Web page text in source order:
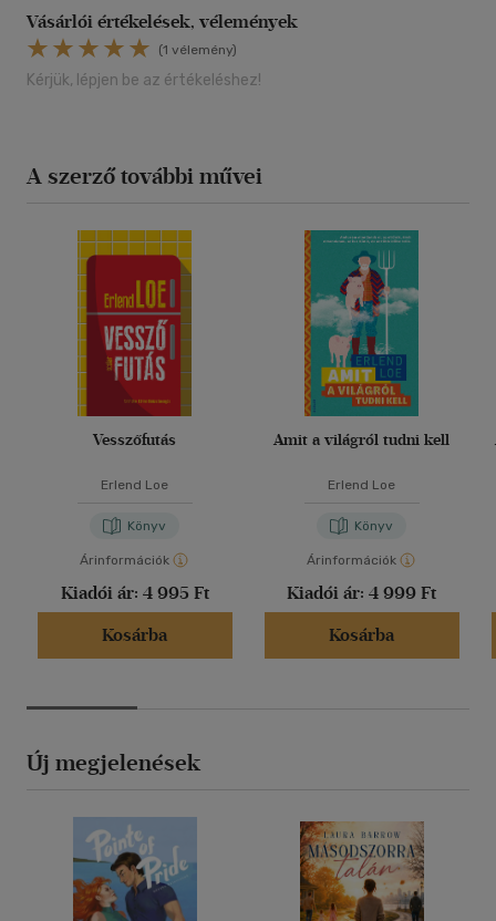
Vásárlói értékelések, vélemények
(1 vélemény)
Kérjük, lépjen be az értékeléshez!
A szerző további művei
Vesszőfutás
Erlend Loe
Könyv
Árinformációk
Kiadói ár: 4 995 Ft
Kosárba
Amit a világról tudni kell
Erlend Loe
Könyv
Árinformációk
Kiadói ár: 4 999 Ft
Kosárba
Új megjelenések